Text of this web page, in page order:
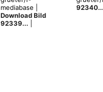
mediabase |
Download Bild
92339...
92340...